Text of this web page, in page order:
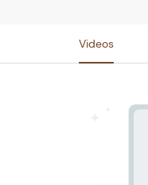
Videos